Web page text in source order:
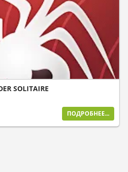
SOLITAIRE
ПОДРОБНЕЕ...